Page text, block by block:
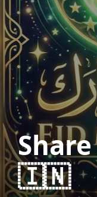
🇮🇳